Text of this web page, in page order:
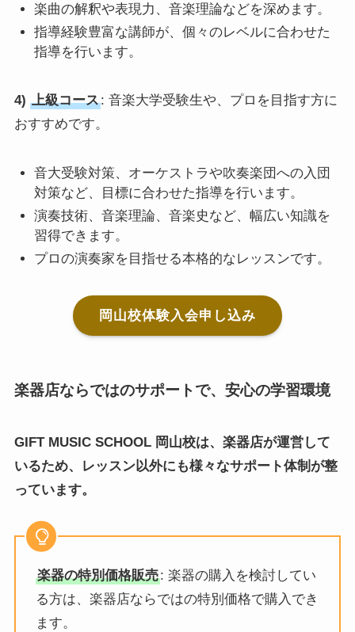
楽曲の解釈や表現力、音楽理論などを深めます。
指導経験豊富な講師が、個々のレベルに合わせた
指導を行います。
4) 上級コース: 音楽大学受験生や、プロを目指す方に
おすすめです。
音大受験対策、オーケストラや吹奏楽団への入団
対策など、目標に合わせた指導を行います。
演奏技術、音楽理論、音楽史など、幅広い知識を
習得できます。
プロの演奏家を目指せる本格的なレッスンです。
岡山校体験入会申し込み
楽器店ならではのサポートで、安心の学習環境
GIFT MUSIC SCHOOL 岡山校は、楽器店が運営して
いるため、レッスン以外にも様々なサポート体制が整
っています。
楽器の特別価格販売: 楽器の購入を検討してい
る方は、楽器店ならではの特別価格で購入でき
ます。